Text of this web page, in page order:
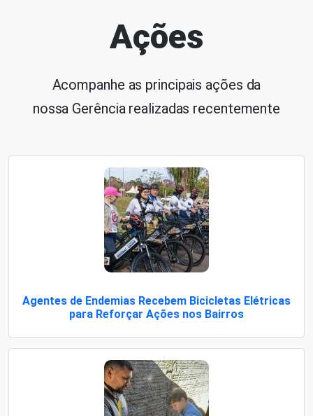
Ações
Acompanhe as principais ações da
nossa Gerência realizadas recentemente
Agentes de Endemias Recebem Bicicletas Elétricas
para Reforçar Ações nos Bairros